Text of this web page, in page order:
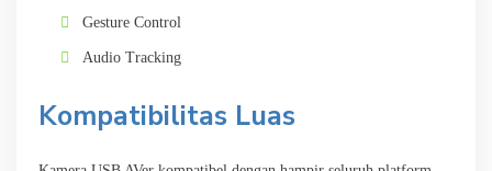
Gesture Control
Audio Tracking
Kompatibilitas Luas